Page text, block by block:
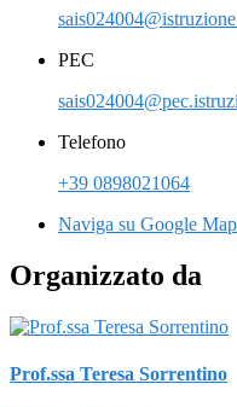
PEC
Telefono
+39 0898021064
Naviga su Google
Organizzato da
Prof.ssa Teresa Sorrentino